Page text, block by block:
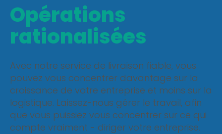
Opérations
rationalisées
Avec notre service de livraison fiable, vous
pouvez vous concentrer davantage sur la
croissance de votre entreprise et moins sur la
logistique. Laissez-nous gérer le travail, afin
que vous puissiez vous concentrer sur ce qui
compte vraiment - diriger votre entreprise.